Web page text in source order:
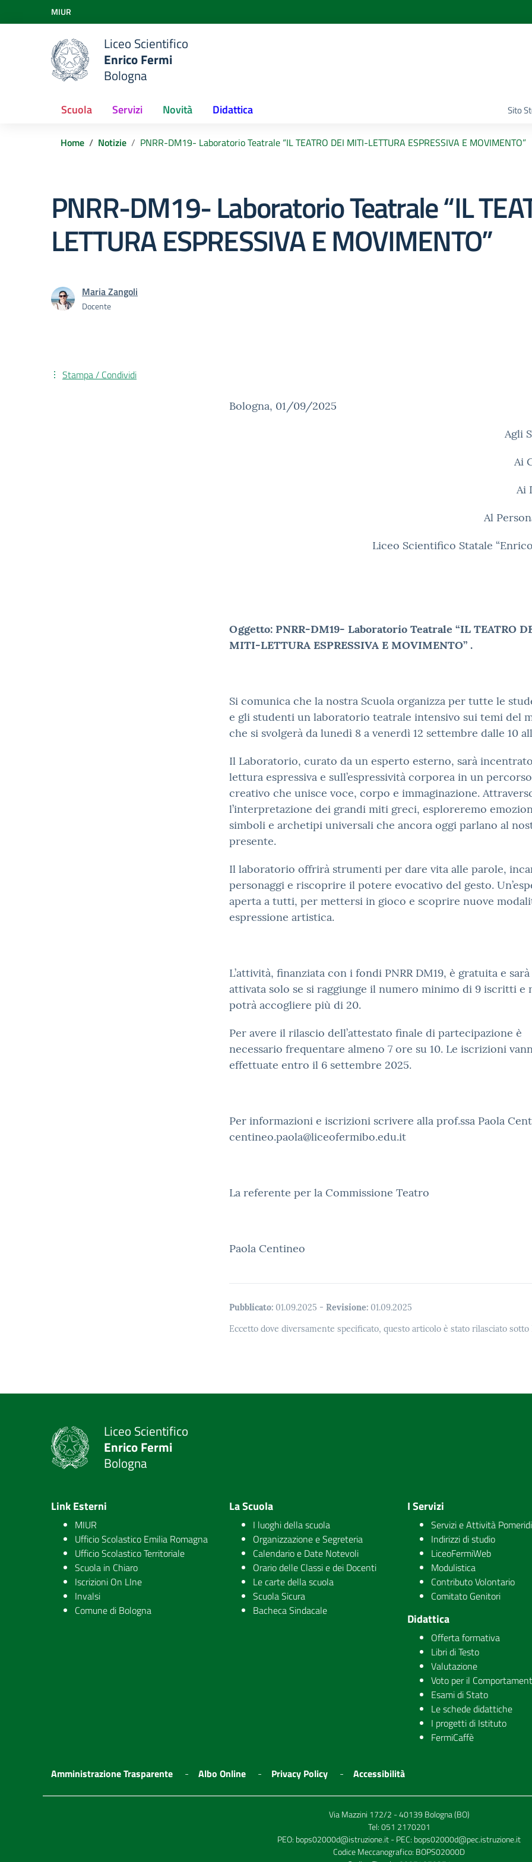
Vai ai contenuti
Vai al menu di navigazione
Vai al footer
MIUR
Liceo Scientifico
Enrico Fermi
Bologna
Sito
Scuola Servizi Novità Didattica
Home Notizie PNRR-DM19- Laboratorio Teatrale “IL TEATRO DEI MITI-LETTURA ESPRESSIVA E MOVIMENTO”
PNRR-DM19- Laboratorio Teatrale “IL
LETTURA ESPRESSIVA E MOVIMENTO”
Maria Zangoli
Docente
Bologna, 01/09/2025
Agli
Ai
Ai
Al
Liceo Scientifico Statale
Oggetto: PNRR-DM19- Laboratorio Teatrale “IL TEATRO
MITI-LETTURA ESPRESSIVA E MOVIMENTO” .
Si comunica che la nostra Scuola organizza per tutte le
e gli studenti un laboratorio teatrale intensivo sui temi del
che si svolgerà da lunedì 8 a venerdì 12 settembre dalle 10
Il Laboratorio, curato da un esperto esterno, sarà
lettura espressiva e sull’espressività corporea in un percorso
creativo che unisce voce, corpo e immaginazione.
l’interpretazione dei grandi miti greci, esploreremo
simboli e archetipi universali che ancora oggi parlano al
presente.
Il laboratorio offrirà strumenti per dare vita alle parole,
personaggi e riscoprire il potere evocativo del gesto.
aperta a tutti, per mettersi in gioco e scoprire nuove
espressione artistica.
L’attività, finanziata con i fondi PNRR DM19, è gratuita e sarà
attivata solo se si raggiunge il numero minimo di 9 iscritti e
potrà accogliere più di 20.
Per avere il rilascio dell’attestato finale di partecipazione è
necessario frequentare almeno 7 ore su 10. Le iscrizioni
effettuate entro il 6 settembre 2025.
Per informazioni e iscrizioni scrivere alla prof.ssa Paola
centineo.paola@liceofermibo.edu.it
La referente per la Commissione Teatro
Paola Centineo
Pubblicato: 01.09.2025 - Revisione: 01.09.2025
Eccetto dove diversamente specificato, questo articolo è stato rilasciato
Stampa / Condividi
Liceo Scientifico
Enrico Fermi
Bologna
Link Esterni
MIUR
Ufficio Scolastico Emilia Romagna
Ufficio Scolastico Territoriale
Scuola in Chiaro
Iscrizioni On LIne
Invalsi
Comune di Bologna
La Scuola
I luoghi della scuola
Organizzazione e Segreteria
Calendario e Date Notevoli
Orario delle Classi e dei Docenti
Le carte della scuola
Scuola Sicura
Bacheca Sindacale
I Servizi
Servizi e Attività
Indirizzi di studio
LiceoFermiWeb
Modulistica
Contributo Volontario
Comitato Genitori
Didattica
Offerta formativa
Libri di Testo
Valutazione
Voto per il
Esami di Stato
Le schede didattiche
I progetti di Istituto
FermiCaffè
Amministrazione Trasparente Albo Online Privacy Policy Accessibilità
Via Mazzini 172/2 - 40139 Bologna (BO)
Tel:051 2170201
PEO: bops02000d@istruzione.it- PEC: bops02000d@pec.istruzione.it
Codice Meccanografico: BOPS02000D